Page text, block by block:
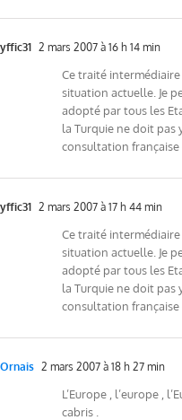
yffic31 2 mars 2007 à 16 h 14 min
Ce traité
situation actuelle. Je
adopté par tous les
la Turquie ne doit pas
consultation française
yffic31 2 mars 2007 à 17 h 44 min
Ce traité
situation actuelle. Je
adopté par tous les
la Turquie ne doit pas
consultation française
Ornais 2 mars 2007 à 18 h 27 min
L’Europe , l’europe ,
cabris .